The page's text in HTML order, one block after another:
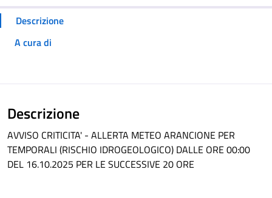
Descrizione
A cura di
Descrizione
AVVISO CRITICITA' - ALLERTA METEO ARANCIONE PER
TEMPORALI (RISCHIO IDROGEOLOGICO) DALLE ORE 00:00
DEL 16.10.2025 PER LE SUCCESSIVE 20 ORE